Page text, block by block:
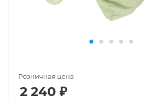
Розничная цена
2 240 ₽